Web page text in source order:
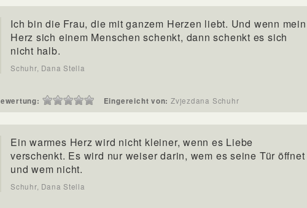
Ich bin die Frau, die mit ganzem Herzen liebt. Und wenn mein
Herz sich einem Menschen schenkt, dann schenkt es sich
nicht halb.
Schuhr, Dana Stella
Eingereicht von: Zvjezdana Schuhr
Ein warmes Herz wird nicht kleiner, wenn es Liebe
verschenkt. Es wird nur weiser darin, wem es seine Tür öffnet
und wem nicht.
Schuhr, Dana Stella